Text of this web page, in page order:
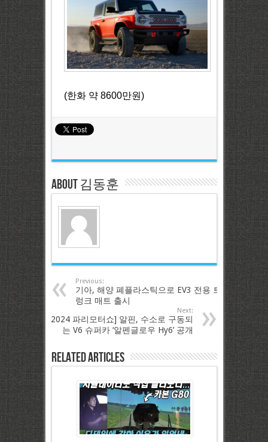
(한화 약 8600만원)
About 김동훈
Previous:
기아, 해양 폐플라스틱으로 EV3 전용 트
렁크 매트 출시
Next:
[2024 파리모터쇼] 알핀, 수소로 구동되
는 V6 슈퍼카 ‘알펜글로우 Hy6’ 공개
Related Articles